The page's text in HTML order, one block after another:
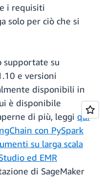
i requisiti
solo per ciò che si
supportate su
e versioni
disponibili in
è disponibile
di più, leggi qui
con PySpark
su larga scala
ed EMR
di SageMaker